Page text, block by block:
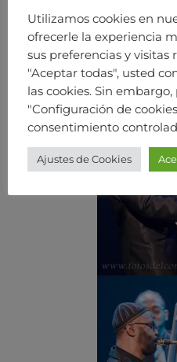
Utilizamos cookies en
ofrecerle la experiencia
sus preferencias y visitas
"Aceptar todas", usted
las cookies. Sin
"Configuración de
consentimiento
Ajustes de Cookies